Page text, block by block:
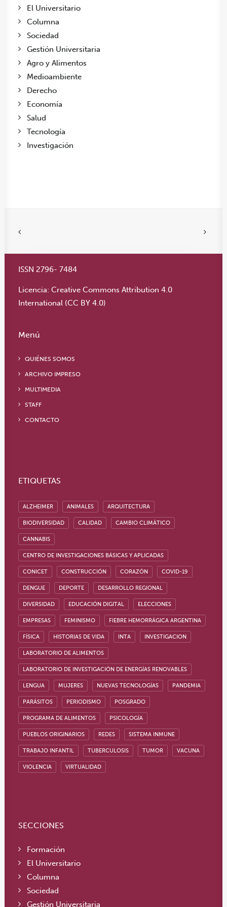
El Universitario
Columna
Sociedad
Gestión Universitaria
Agro y Alimentos
Medioambiente
Derecho
Economía
Salud
Tecnología
Investigación
ISSN 2796- 7484
Licencia: Creative Commons Attribution 4.0
International (CC BY 4.0)
Menú
QUIÉNES SOMOS
ARCHIVO IMPRESO
MULTIMEDIA
STAFF
CONTACTO
ETIQUETAS
ALZHEIMER ANIMALES ARQUITECTURA
BIODIVERSIDAD CALIDAD CAMBIO CLIMÁTICO
CANNABIS
CENTRO DE INVESTIGACIONES BÁSICAS Y APLICADAS
CONICET CONSTRUCCIÓN CORAZÓN COVID-19
DENGUE DEPORTE DESARROLLO REGIONAL
DIVERSIDAD EDUCACIÓN DIGITAL ELECCIONES
EMPRESAS FEMINISMO FIEBRE HEMORRÁGICA ARGENTINA
FÍSICA HISTORIAS DE VIDA INTA INVESTIGACION
LABORATORIO DE ALIMENTOS
LABORATORIO DE INVESTIGACIÓN DE ENERGÍAS RENOVABLES
LENGUA MUJERES NUEVAS TECNOLOGÍAS PANDEMIA
PARÁSITOS PERIODISMO POSGRADO
PROGRAMA DE ALIMENTOS PSICOLOGÍA
PUEBLOS ORIGINARIOS REDES SISTEMA INMUNE
TRABAJO INFANTIL TUBERCULOSIS TUMOR VACUNA
VIOLENCIA VIRTUALIDAD
SECCIONES
Formación
El Universitario
Columna
Sociedad
Gestión Universitaria